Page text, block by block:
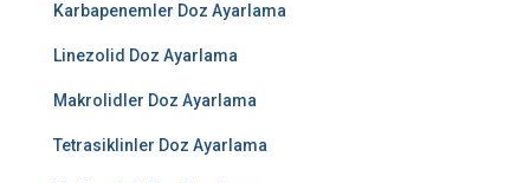
Karbapenemler Doz Ayarlama
Linezolid Doz Ayarlama
Makrolidler Doz Ayarlama
Tetrasiklinler Doz Ayarlama